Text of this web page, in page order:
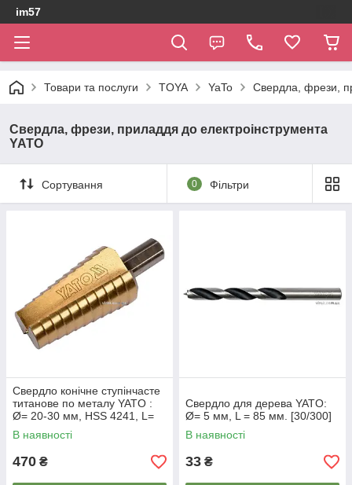
im57
Товари та послуги TOYA YaTo Свердла, фрези,
Свердла, фрези, приладдя до електроінструмента
YATO
Сортування 0 Фільтри
Свердло конічне ступінчасте
титанове по металу YATO :
Ø= 20-30 мм, HSS 4241, L=
75/54 мм [12/96]
В наявності
470 ₴
Свердло для дерева YATO:
Ø= 5 мм, L = 85 мм. [30/300]
В наявності
33 ₴